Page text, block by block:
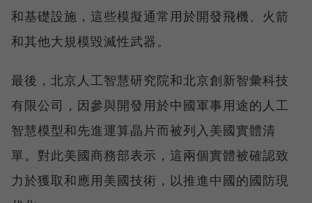
和基礎設施，這些模擬通常用於開發飛機、火箭
和其他大規模毀滅性武器。
最後，北京人工智慧研究院和北京創新智彙科技
有限公司，因參與開發用於中國軍事用途的人工
智慧模型和先進運算晶片而被列入美國實體清
單。對此美國商務部表示，這兩個實體被確認致
力於獲取和應用美國技術，以推進中國的國防現